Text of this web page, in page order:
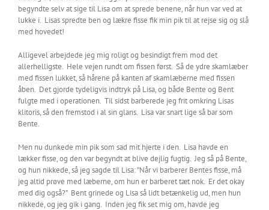
begyndte selv at sige til Lisa om at sprede benene, når hun var ved at
lukke i. Lisas spredte ben og lækre fisse fik min pik til at rejse sig og slå
med hovedet!
Alligevel arbejdede jeg mig roligt og besindigt frem mod det
allerhelligste. Hele vejen rundt om fissen først. Så de ydre skamlæber
med fissen lukket, så hårene på kanten af skamlæberne med fissen
åben. Det gjorde tydeligvis indtryk på Lisa, og både Bente og Bent
fulgte med i operationen. Til sidst barberede jeg frit omkring Lisas
klitoris, så den fremstod i al sin glans. Lisa var snart lige så bar som
Bente.
Men nu dunkede min pik som sad mit hjerte i den. Lisa havde en
lækker fisse, og den var begyndt at blive dejlig fugtig. Jeg så på Bente,
og hun nikkede, så jeg sagde til Lisa: ”Når vi barberer Bentes fisse, må
jeg altid prøve med læberne, om hun er barberet tæt nok. Er det okay
med dig også?” Bent grinede og Lisa så lidt betænkelig ud, men hun
nikkede, og jeg gik i gang. Inden jeg fik set mig om, havde jeg